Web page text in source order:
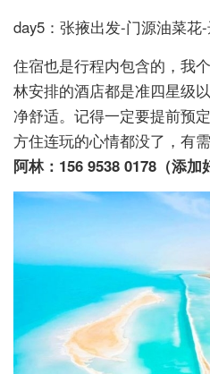
day5：张掖出发-门源油菜花
住宿也是行程内包含的，我
林安排的酒店都是准四星级
净舒适。记得一定要提前预
方住连玩的心情都没了，有
阿林：156 9538 0178（添加